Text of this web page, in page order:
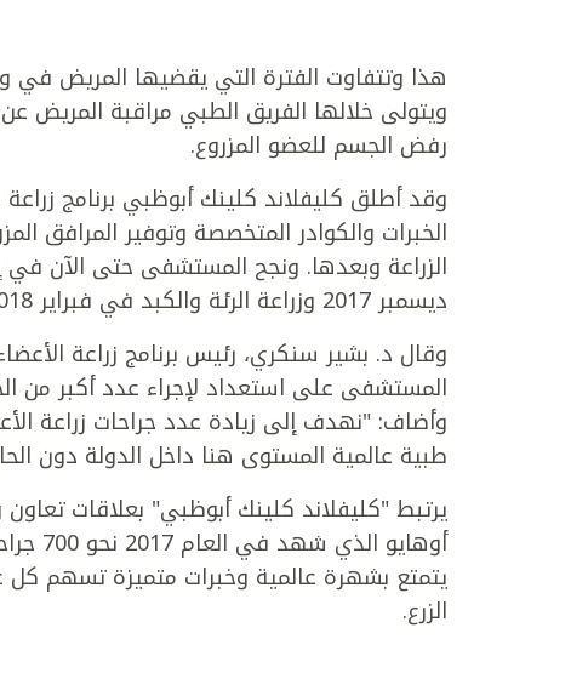
هذا وتتفاوت الفترة التي يقضيها المريض في
ويتولى خلالها الفريق الطبي مراقبة
رفض الجسم للعضو المزروع.
الخبرات والكوادر المتخصصة وتوفير المرافق
الزراعة وبعدها. ونجح المستشفى حتى الآن في
ديسمبر 2017 وزراعة الرئة والكبد في فبراير 2018، إلى جانب زراعة الكلية من متبرعين أحياء ومتوفين.
وقال د. بشير سنكري، رئيس برنامج زراعة
المستشفى على استعداد لإجراء عدد أكبر من
وأضاف: "نهدف إلى زيادة عدد جراحات زراعة
طبية عالمية المستوى هنا داخل الدولة دون
يرتبط "كليفلاند كلينك أبوظبي" بعلاقات
يتمتع بشهرة عالمية وخبرات متميزة تسهم كل
الزرع.